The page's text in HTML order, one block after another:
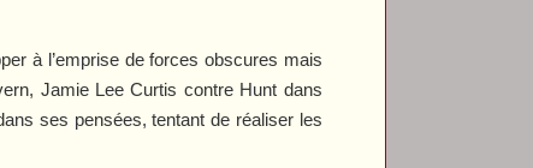
à l’emprise de forces obscures mais
Jamie Lee Curtis contre Hunt dans
ses pensées, tentant de réaliser les